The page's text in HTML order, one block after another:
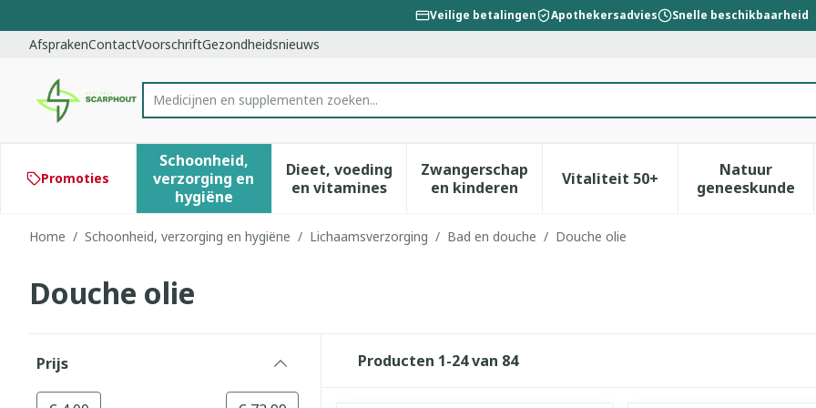
Veilige betalingen Apothekersadvies Snelle beschikbaarheid
AfsprakenContactVoorschriftGezondheidsnieuws
Product, merk, categorie...
Promoties
Schoonheid,
verzorging en
hygiëne
Toon submenu voor Schoonheid, verzorging en hygiëne categorie
Dieet, voeding
en vitamines
Toon submenu voor Dieet, voeding en vitamines categorie
Zwangerschap
en kinderenToon submenu voor Zwangerschap en
Vitaliteit 50+Toon submenu voor
Natuur
geneeskunde
Toon
Home / Schoonheid, verzorging en hygiëne / Lichaamsverzorging / Bad en douche / Douche olie
Douche olie
Prijs
Producten 1-24van 84